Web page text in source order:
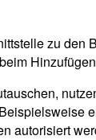
zu
autorisiert